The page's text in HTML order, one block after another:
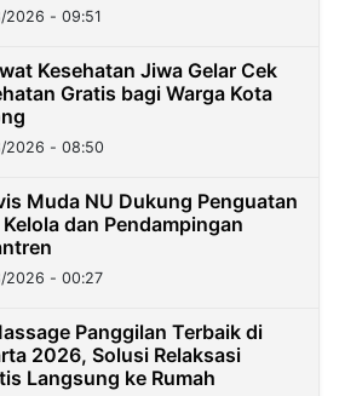
2026 - 09:51
Kesehatan Jiwa Gelar Cek
Gratis bagi Warga Kota
2026 - 08:50
Muda NU Dukung Penguatan
dan Pendampingan
2026 - 00:27
Panggilan Terbaik di
2026, Solusi Relaksasi
Langsung ke Rumah